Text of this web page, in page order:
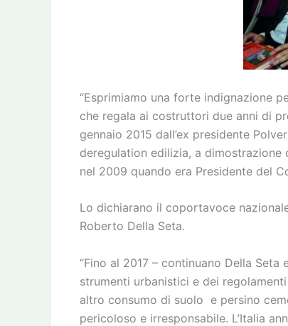
“Esprimiamo una forte indignazione
che regala ai costruttori due anni di
gennaio 2015 dall’ex presidente
deregulation edilizia, a
nel 2009 quando era Presidente del
Lo dichiarano il coportavoce
Roberto Della Seta.
“Fino al 2017 – continuano Della
strumenti urbanistici e dei
altro consumo di suolo e persino
pericoloso e irresponsabile. L’Italia